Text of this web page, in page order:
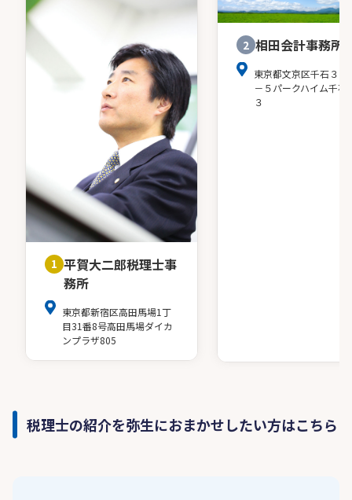
1 平賀大二郎税理士事
務所
東京都新宿区高田馬場1丁
目31番8号高田馬場ダイカ
ンプラザ805
2 相田会計事務所
東京都文京区千石３－
－５パークハイム千石
３
税理士の紹介を弥生におまかせしたい方はこちら